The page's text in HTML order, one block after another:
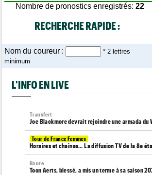
Nombre de pronostics enregistrés: 22
RECHERCHE RAPIDE :
Nom du coureur :
* 2 lettres
minimum
L'INFO EN LIVE
Transfert
Joe Blackmore devrait rejoindre une armada du
Tour de France Femmes
Horaires et chaînes… La diffusion TV de la 8e
Route
Toon Aerts, blessé, a mis un terme à sa saison